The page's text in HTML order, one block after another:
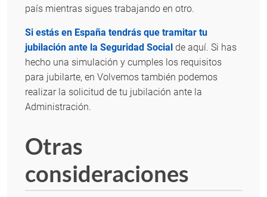
país mientras sigues trabajando en otro.
Si estás en España tendrás que tramitar tu
jubilación ante la Seguridad Social de aquí. Si has
hecho una simulación y cumples los requisitos
para jubilarte, en Volvemos también podemos
realizar la solicitud de tu jubilación ante la
Administración.
Otras
consideraciones